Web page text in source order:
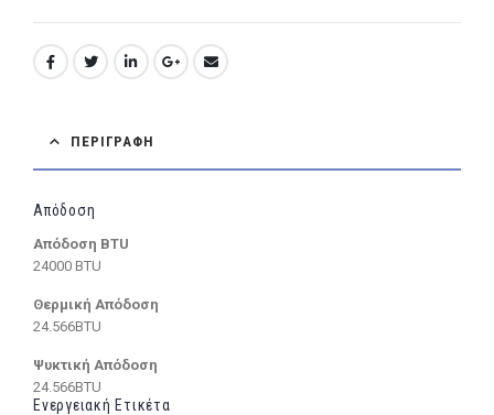
ΠΕΡΙΓΡΑΦΉ
Απόδοση
Απόδοση BTU
24000 BTU
Θερμική Απόδοση
24.566BTU
Ψυκτική Απόδοση
24.566BTU
Ενεργειακή Ετικέτα